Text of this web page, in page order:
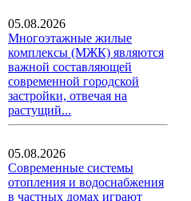
05.08.2026
Многоэтажные жилые
комплексы (МЖК) являются
важной составляющей
современной городской
застройки, отвечая на
растущий...
05.08.2026
Современные системы
отопления и водоснабжения
в частных домах играют